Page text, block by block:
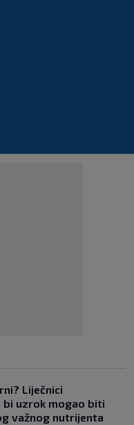
Liječnici
bi uzrok mogao biti
važnog nutrijenta